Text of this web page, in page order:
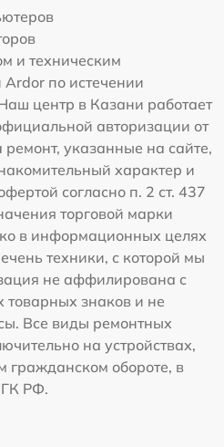
и техническим
по истечении
центр в Казани работает
авторизации от
указанные на сайте,
характер и
согласно п. 2 ст. 437
торговой марки
в информационных целях
техники, с которой мы
не аффилирована с
знаков и не
Все виды ремонтных
на устройствах,
гражданском обороте, в
ГК РФ.